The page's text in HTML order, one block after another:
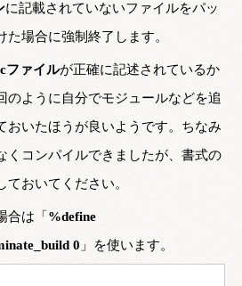
に記載されていないファイルをパッ
場合に強制終了します。
ファイルが正確に記述されているか
のように自分でモジュールなどを追
おいたほうが良いようです。ちなみ
くコンパイルできましたが、書式の
ておいてください。
合は「 %define
0 」を使います。